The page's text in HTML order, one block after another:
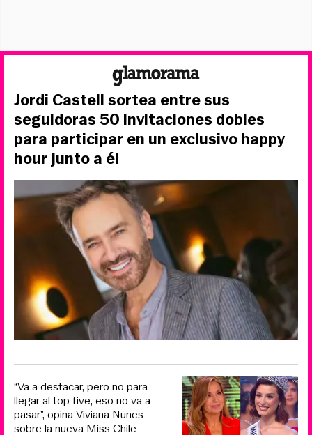
Jordi Castell sortea entre sus
seguidoras 50 invitaciones dobles
para participar en un exclusivo happy
hour junto a él
“Va a destacar, pero no para
llegar al top five, eso no va a
pasar”, opina Viviana Nunes
sobre la nueva Miss Chile